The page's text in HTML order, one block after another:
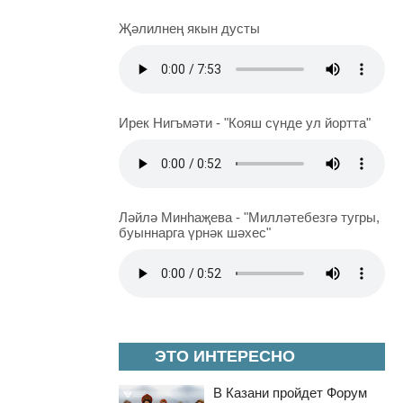
ЭТО ИНТЕРЕСНО
В Казани пройдет Форум
Җәлилнең якын дусты
Ирек Нигъмәти - "Кояш сүнде ул йортта"
Ләйлә Минһаҗева - "Милләтебезгә тугры,
буыннарга үрнәк шәхес"